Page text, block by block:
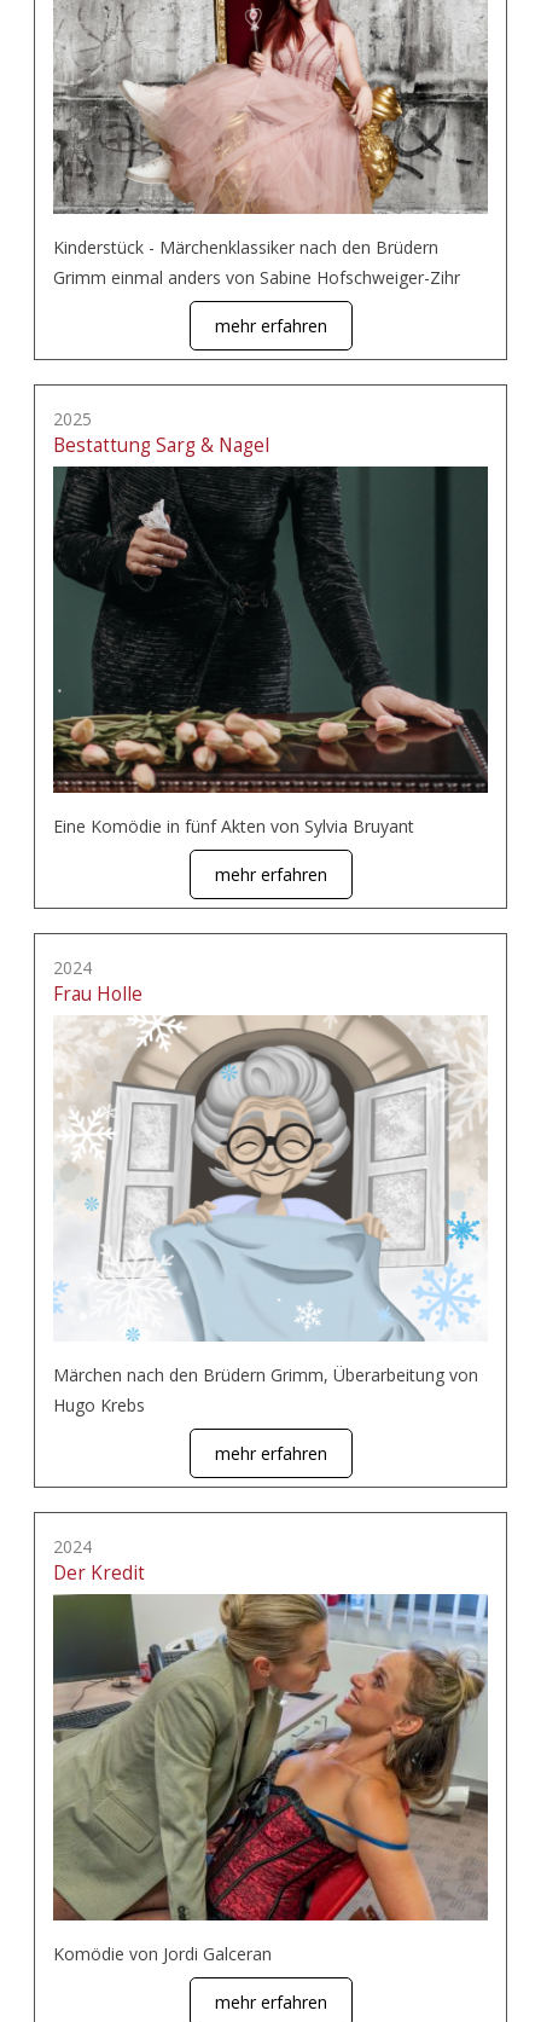
Kinderstück - Märchenklassiker nach den Brüdern
Grimm einmal anders von Sabine Hofschweiger-Zihr
mehr erfahren
2025
Bestattung Sarg & Nagel
Eine Komödie in fünf Akten von Sylvia Bruyant
mehr erfahren
2024
Frau Holle
Märchen nach den Brüdern Grimm, Überarbeitung von
Hugo Krebs
mehr erfahren
2024
Der Kredit
Komödie von Jordi Galceran
mehr erfahren